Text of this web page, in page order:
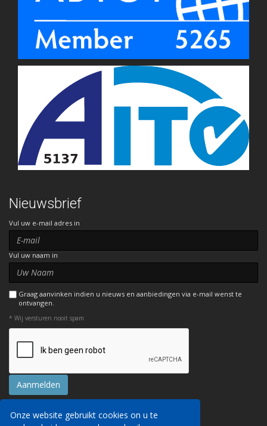
Onze website gebruikt cookies on u te
Nieuwsbrief
Vul uw e-mail adres in
Vul uw naam in
Graag aanvinken indien u nieuws en aanbiedingen via e-mail wenst te
ontvangen.
* Wij versturen nooit spam
Contact